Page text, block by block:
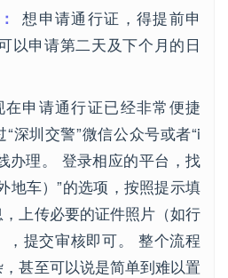
想申请通行证，得提前申
以申请第二天及下个月的日
在申请通行证已经非常便捷
深圳交警”微信公众号或者“i
办理。 登录相应的平台，找
地车）”的选项，按照提示填
上传必要的证件照片（如行
，提交审核即可。 整个流程
甚至可以说是简单到难以置